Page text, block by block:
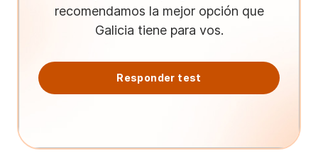
recomendamos la mejor opción que
Galicia tiene para vos.
Responder test